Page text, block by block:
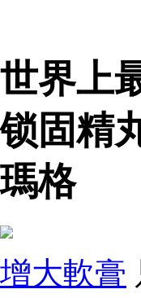
世界上
锁固精
瑪格
增大軟膏